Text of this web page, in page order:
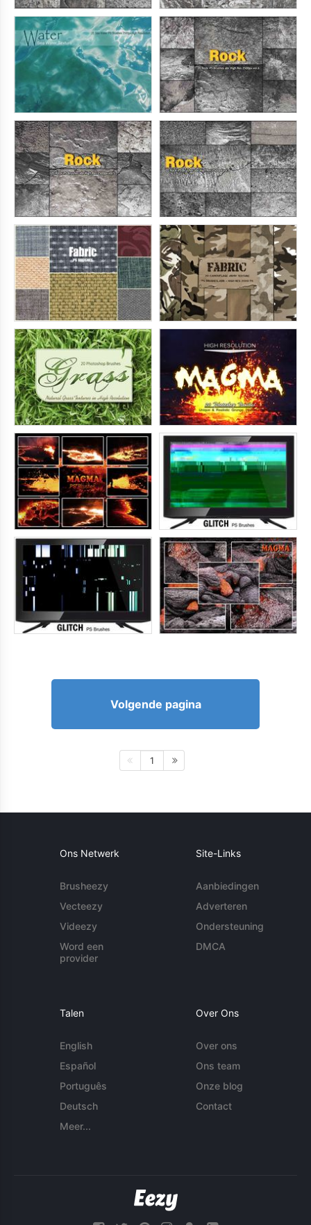
Volgende pagina
1
Ons Netwerk
Brusheezy
Vecteezy
Videezy
Word een
provider
Site-Links
Aanbiedingen
Adverteren
Ondersteuning
DMCA
Talen
English
Español
Português
Deutsch
Meer...
Over Ons
Over ons
Ons team
Onze blog
Contact